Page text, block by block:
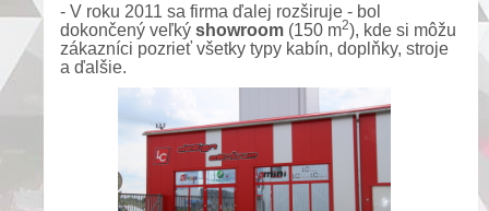
- V roku 2011 sa firma ďalej rozširuje - bol
dokončený veľký showroom (150 m2), kde si môžu
zákazníci pozrieť všetky typy kabín, doplňky, stroje
a ďalšie.